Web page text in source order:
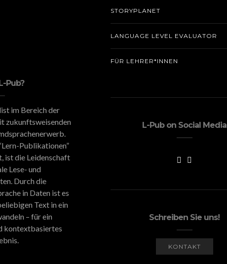
Pub?
im Bereich der
zukunftsweisenden
Publikationen”
ist die Leidenschaft
Lese- und
Durch die
in Daten ist es
Text in ein
– für ein
kontextbasiertes
STORYPLANET
LANGUAGE LEVEL EVALUATOR
FÜR LEHRER*INNEN
L-Pub on Social Media
Schreiben Sie uns!
KONTAKT